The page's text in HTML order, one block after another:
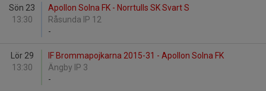
Sön 23
13:30
Apollon Solna FK - Norrtulls SK Svart S
Råsunda IP 12
-
Lör 29
13:30
IF Brommapojkarna 2015-31 - Apollon Solna FK
Ängby IP 3
-